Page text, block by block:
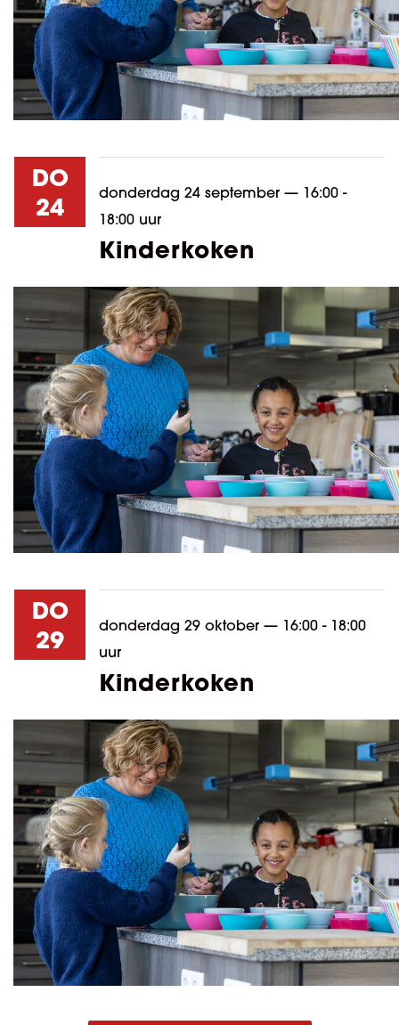
DO
24
donderdag 24 september — 16:00 -
18:00 uur
Kinderkoken
DO
29
donderdag 29 oktober — 16:00 - 18:00
uur
Kinderkoken